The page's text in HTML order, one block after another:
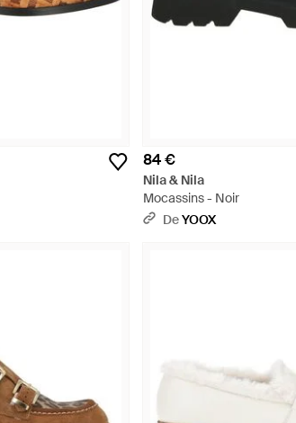
84 €
Nila & Nila
Mocassins - Noir
DeYOOX